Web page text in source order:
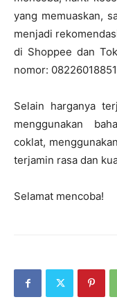
yang memuaskan,
menjadi
di Shoppee dan
nomor:
Selain harganya
menggunakan
coklat,
terjamin rasa dan
Selamat mencoba!